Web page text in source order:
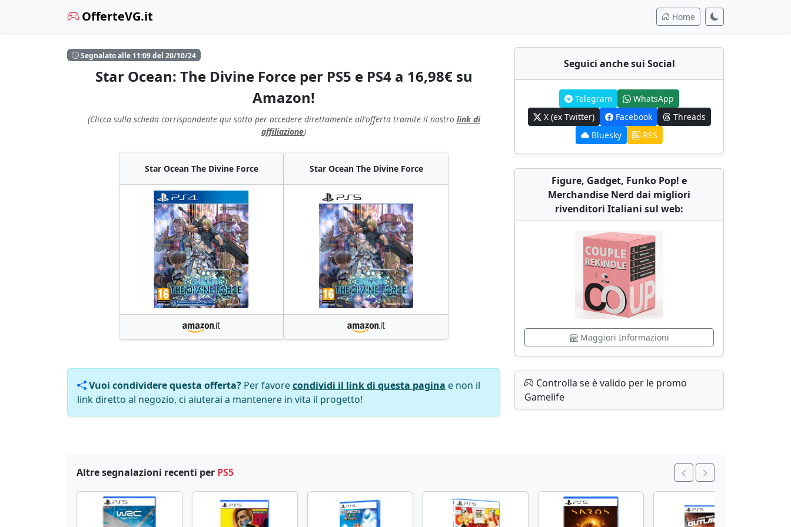
OfferteVG.it Home
Segnalato alle 11:09 del 20/10/24
Star Ocean: The Divine Force per PS5 e PS4 a 16,98€ su
Amazon!
(Clicca sulla scheda corrispondente qui sotto per accedere direttamente all'offerta tramite il nostro link di
affiliazione)
Star Ocean The Divine Force Star Ocean The Divine Force
Vuoi condividere questa offerta? Per favorecondividi il link di questa pagina e non il
link diretto al negozio, ci aiuterai a mantenere in vita il progetto!
Seguici anche sui Social
Telegram
WhatsApp
X (ex Twitter)
Facebook
Threads
Bluesky
RSS
Figure, Gadget, Funko Pop! e
Merchandise Nerd dai migliori
rivenditori Italiani sul web:
Maggiori Informazioni
Controlla se è valido per le promo
Gamelife
Altre segnalazioni recenti per PS5